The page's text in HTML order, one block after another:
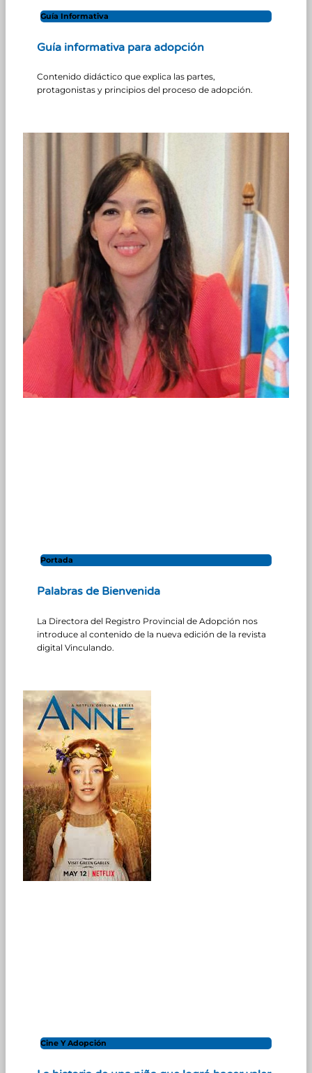
Guía Informativa
Guía informativa para adopción
Contenido didáctico que explica las partes,
protagonistas y principios del proceso de adopción.
Portada
Palabras de Bienvenida
La Directora del Registro Provincial de Adopción nos
introduce al contenido de la nueva edición de la revista
digital Vinculando.
Cine Y Adopción